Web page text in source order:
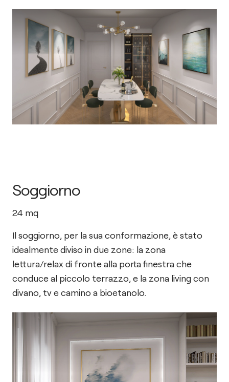
Soggiorno
24 mq
Il soggiorno, per la sua conformazione, è stato
idealmente diviso in due zone: la zona
lettura/relax di fronte alla porta finestra che
conduce al piccolo terrazzo, e la zona living con
divano, tv e camino a bioetanolo.